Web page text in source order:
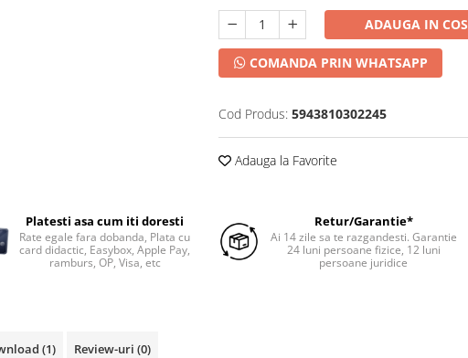
ADAUGA IN COS
COMANDA PRIN WHATSAPP
Cod Produs: 5943810302245
Adauga la Favorite
Platesti asa cum iti doresti
Rate egale fara dobanda, Plata cu
card didactic, Easybox, Apple Pay,
ramburs, OP, Visa, etc
Retur/Garantie*
Ai 14 zile sa te razgandesti. Garantie
24 luni persoane fizice, 12 luni
persoane juridice
(1) Review-uri (0)